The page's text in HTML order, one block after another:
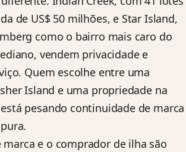
de US$ 50 milhões, e Star Island,
como o bairro mais caro do
vendem privacidade e
Quem escolhe entre uma
Island e uma propriedade na
pesando continuidade de marca
e o comprador de ilha são